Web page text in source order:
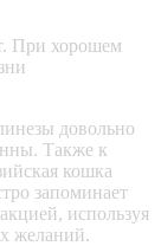
При хорошем
довольно
Также к
кошка
запоминает
используя
желаний.